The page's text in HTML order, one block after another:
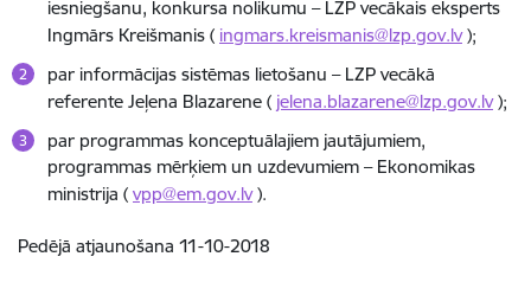
iesniegšanu, konkursa nolikumu – LZP vecākais eksperts
Ingmārs Kreišmanis ( ingmars.kreismanis@lzp.gov.lv);
par informācijas sistēmas lietošanu – LZP vecākā
referente Jeļena Blazarene ( jelena.blazarene@lzp.gov.lv);
par programmas konceptuālajiem jautājumiem,
programmas mērķiem un uzdevumiem – Ekonomikas
ministrija ( vpp@em.gov.lv).
Pedējā atjaunošana 11-10-2018